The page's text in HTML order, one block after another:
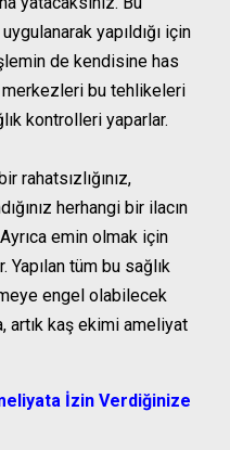
yapıldığı için
de kendisine has
bu tehlikeleri
kontrolleri yaparlar.
rahatsızlığınız,
herhangi bir ilacın
emin olmak için
tüm bu sağlık
engel olabilecek
artık kaş ekimi ameliyat
İzin Verdiğinize